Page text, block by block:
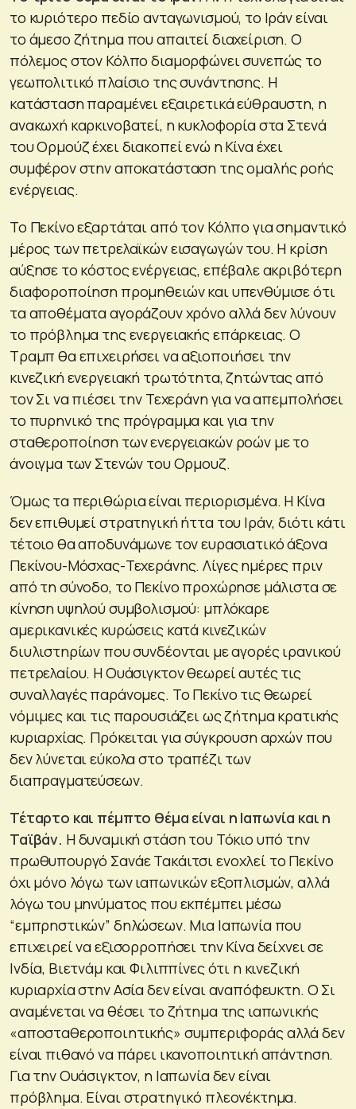
το κυριότερο πεδίο ανταγωνισμού, το Ιράν είναι
το άμεσο ζήτημα που απαιτεί διαχείριση. Ο
πόλεμος στον Κόλπο διαμορφώνει συνεπώς το
γεωπολιτικό πλαίσιο της συνάντησης. Η
κατάσταση παραμένει εξαιρετικά εύθραυστη, η
ανακωχή καρκινοβατεί, η κυκλοφορία στα Στενά
του Ορμούζ έχει διακοπεί ενώ η Κίνα έχει
συμφέρον στην αποκατάσταση της ομαλής ροής
ενέργειας.
Το Πεκίνο εξαρτάται από τον Κόλπο για σημαντικό
μέρος των πετρελαϊκών εισαγωγών του. Η κρίση
αύξησε το κόστος ενέργειας, επέβαλε ακριβότερη
διαφοροποίηση προμηθειών και υπενθύμισε ότι
τα αποθέματα αγοράζουν χρόνο αλλά δεν λύνουν
το πρόβλημα της ενεργειακής επάρκειας. Ο
Τραμπ θα επιχειρήσει να αξιοποιήσει την
κινεζική ενεργειακή τρωτότητα, ζητώντας από
τον Σι να πιέσει την Τεχεράνη για να απεμπολήσει
το πυρηνικό της πρόγραμμα και για την
σταθεροποίηση των ενεργειακών ροών με το
άνοιγμα των Στενών του Ορμουζ.
Όμως τα περιθώρια είναι περιορισμένα. Η Κίνα
δεν επιθυμεί στρατηγική ήττα του Ιράν, διότι κάτι
τέτοιο θα αποδυνάμωνε τον ευρασιατικό άξονα
Πεκίνου-Μόσχας-Τεχεράνης. Λίγες ημέρες πριν
από τη σύνοδο, το Πεκίνο προχώρησε μάλιστα σε
κίνηση υψηλού συμβολισμού: μπλόκαρε
αμερικανικές κυρώσεις κατά κινεζικών
διυλιστηρίων που συνδέονται με αγορές ιρανικού
πετρελαίου. Η Ουάσιγκτον θεωρεί αυτές τις
συναλλαγές παράνομες. Το Πεκίνο τις θεωρεί
νόμιμες και τις παρουσιάζει ως ζήτημα κρατικής
κυριαρχίας. Πρόκειται για σύγκρουση αρχών που
δεν λύνεται εύκολα στο τραπέζι των
διαπραγματεύσεων.
Τέταρτο και πέμπτο θέμα είναι η Ιαπωνία και η
Ταϊβάν. Η δυναμική στάση του Τόκιο υπό την
πρωθυπουργό Σανάε Τακάιτσι ενοχλεί το Πεκίνο
όχι μόνο λόγω των ιαπωνικών εξοπλισμών, αλλά
λόγω του μηνύματος που εκπέμπει μέσω
“εμπρηστικών” δηλώσεων. Μια Ιαπωνία που
επιχειρεί να εξισορροπήσει την Κίνα δείχνει σε
Ινδία, Βιετνάμ και Φιλιππίνες ότι η κινεζική
κυριαρχία στην Ασία δεν είναι αναπόφευκτη. Ο Σι
αναμένεται να θέσει το ζήτημα της ιαπωνικής
«αποσταθεροποιητικής» συμπεριφοράς αλλά δεν
είναι πιθανό να πάρει ικανοποιητική απάντηση.
Για την Ουάσιγκτον, η Ιαπωνία δεν είναι
πρόβλημα. Είναι στρατηγικό πλεονέκτημα.